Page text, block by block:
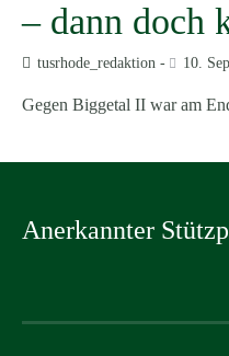
– dann doch
tusrhode_redaktion 10.
Gegen Biggetal II war am
Anerkannter